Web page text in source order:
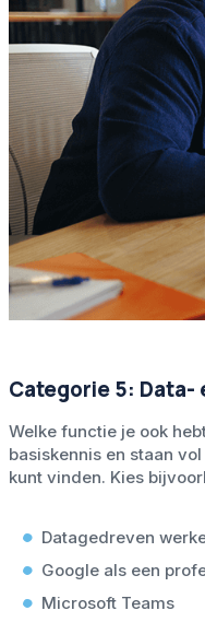
Categorie 5: Data-
Welke functie je ook
basiskennis en staan
kunt vinden. Kies
Datagedreven
Google als een
Microsoft Teams